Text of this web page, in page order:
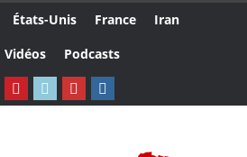
États-Unis France
Iran
Vidéos Podcasts